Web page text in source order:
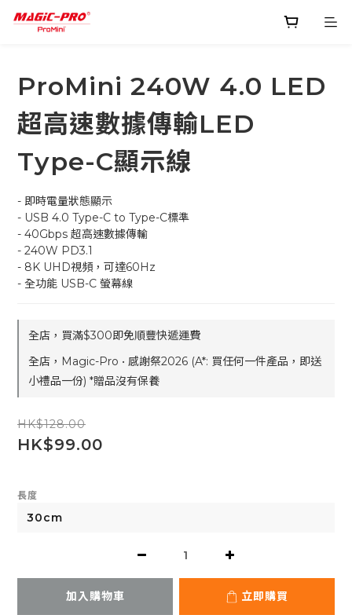
ProMini 240W 4.0 LED
超高速數據傳輸LED
Type-C顯示線
- 即時電量狀態顯示
- USB 4.0 Type-C to Type-C標準
- 40Gbps 超高速數據傳輸
- 240W PD3.1
- 8K UHD視頻，可達60Hz
- 全功能 USB-C 螢幕線​
全店，買滿$300即免順豐快遞運費
全店，Magic-Pro • 感謝祭2026 (A*: 買任何一件產品，即送
小禮品一份) *贈品沒有保養
HK$128.00
HK$99.00
長度
加入購物車 立即購買